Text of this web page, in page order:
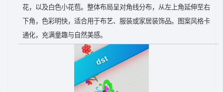
花，以及白色小花苞。整体布局呈对角线分布，从左上角延伸至右
下角，色彩明快，适合用于布艺、服装或家居装饰品。图案风格卡
通化，充满童趣与自然美感。
dst